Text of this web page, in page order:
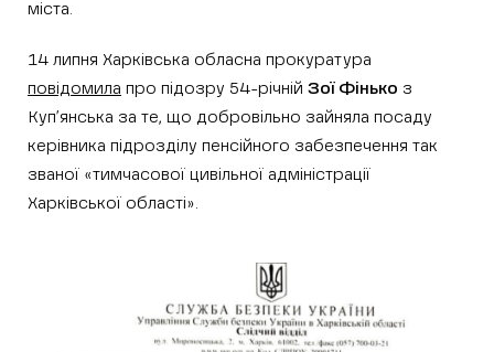
міста.
14 липня Харківська обласна прокуратура
повідомила про підозру 54-річній Зої Фінько з
Куп’янська за те, що добровільно зайняла посаду
керівника підрозділу пенсійного забезпечення так
званої «тимчасової цивільної адміністрації
Харківської області».